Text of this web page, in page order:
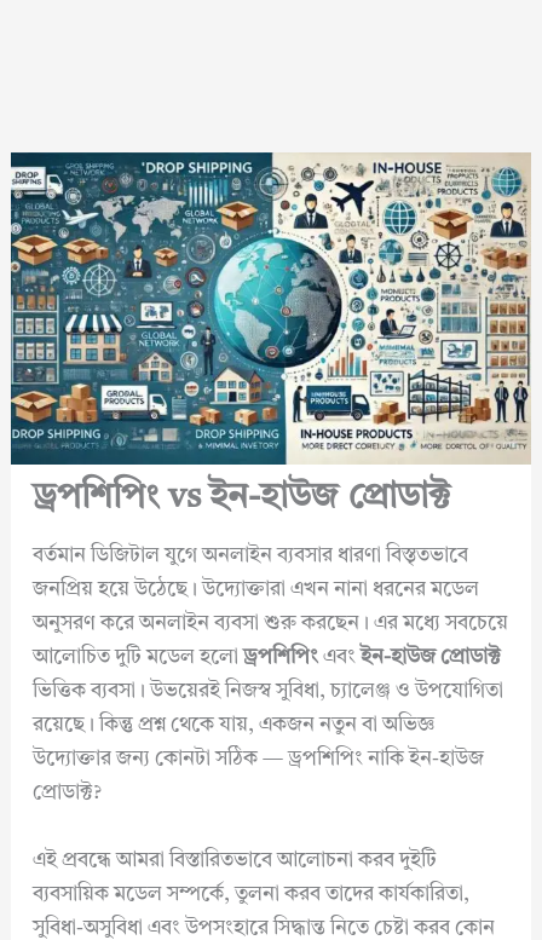
ড্রপশিপিং vs ইন-হাউজ প্রোডাক্ট
বর্তমান ডিজিটাল যুগে অনলাইন ব্যবসার ধারণা বিস্তৃতভাবে
জনপ্রিয় হয়ে উঠেছে। উদ্যোক্তারা এখন নানা ধরনের মডেল
অনুসরণ করে অনলাইন ব্যবসা শুরু করছেন। এর মধ্যে সবচেয়ে
আলোচিত দুটি মডেল হলোড্রপশিপিংএবংইন-হাউজ প্রোডাক্ট
ভিত্তিক ব্যবসা। উভয়েরই নিজস্ব সুবিধা, চ্যালেঞ্জ ও উপযোগিতা
রয়েছে। কিন্তু প্রশ্ন থেকে যায়, একজন নতুন বা অভিজ্ঞ
উদ্যোক্তার জন্য কোনটা সঠিক — ড্রপশিপিং নাকি ইন-হাউজ
প্রোডাক্ট?
এই প্রবন্ধে আমরা বিস্তারিতভাবে আলোচনা করব দুইটি
ব্যবসায়িক মডেল সম্পর্কে, তুলনা করব তাদের কার্যকারিতা,
সুবিধা-অসুবিধা এবং উপসংহারে সিদ্ধান্ত নিতে চেষ্টা করব কোন